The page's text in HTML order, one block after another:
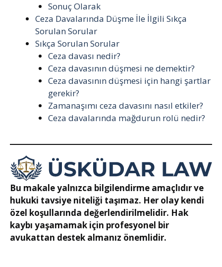
Sonuç Olarak
Ceza Davalarında Düşme İle İlgili Sıkça
Sorulan Sorular
Sıkça Sorulan Sorular
Ceza davası nedir?
Ceza davasının düşmesi ne demektir?
Ceza davasının düşmesi için hangi şartlar
gerekir?
Zamanaşımı ceza davasını nasıl etkiler?
Ceza davalarında mağdurun rolü nedir?
Bu makale yalnızca bilgilendirme amaçlıdır ve
hukuki tavsiye niteliği taşımaz. Her olay kendi
özel koşullarında değerlendirilmelidir. Hak
kaybı yaşamamak için profesyonel bir
avukattan destek almanız önemlidir.